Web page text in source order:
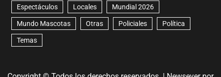
Espectáculos Locales Mundial 2026
Mundo Mascotas Otras Policiales Política
Temas